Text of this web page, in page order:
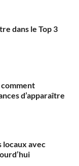
dans le Top 3
d’apparaître
locaux avec